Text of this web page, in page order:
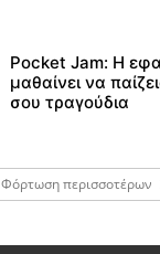
Pocket Jam: Η
μαθαίνει να
σου τραγούδια
Φόρτωση περισσοτέρων